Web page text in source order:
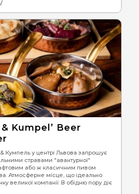
Kumpel’ Beer
Кумпель у центрі Львова запрошує
стравами "авантурної"
або ж класичним пивом
Атмосферне місце, що ідеально
великої компанії. В обідню пору діє